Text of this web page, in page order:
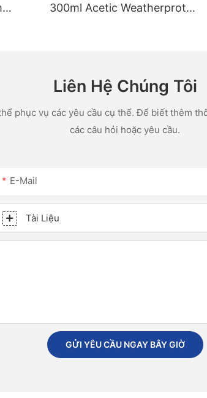
300ml Acetic Weatherprot
Liên Hệ Chúng Tôi
phục vụ các yêu cầu cụ thể. Để biết thêm
các câu hỏi hoặc yêu cầu.
E-Mail
Tài Liệu
GỬI YÊU CẦU NGAY BÂY GIỜ